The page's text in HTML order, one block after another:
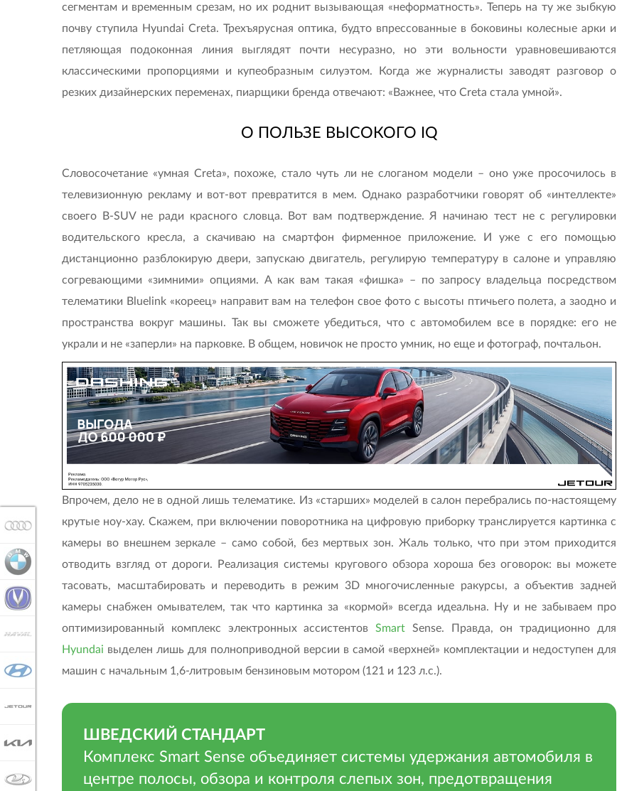
сегментам и временным срезам, но их роднит вызывающая «неформатность». Теперь на ту же зыбкую
почву ступила Hyundai Creta. Трехъярусная оптика, будто впрессованные в боковины колесные арки и
петляющая подоконная линия выглядят почти несуразно, но эти вольности уравновешиваются
классическими пропорциями и купеобразным силуэтом. Когда же журналисты заводят разговор о
резких дизайнерских переменах, пиарщики бренда отвечают: «Важнее, что Creta стала умной».
О ПОЛЬЗЕ ВЫСОКОГО IQ
Словосочетание «умная Creta», похоже, стало чуть ли не слоганом модели – оно уже просочилось в
телевизионную рекламу и вот-вот превратится в мем. Однако разработчики говорят об «интеллекте»
своего B-SUV не ради красного словца. Вот вам подтверждение. Я начинаю тест не с регулировки
водительского кресла, а скачиваю на смартфон фирменное приложение. И уже с его помощью
дистанционно разблокирую двери, запускаю двигатель, регулирую температуру в салоне и управляю
согревающими «зимними» опциями. А как вам такая «фишка» – по запросу владельца посредством
телематики Bluelink «кореец» направит вам на телефон свое фото c высоты птичьего полета, а заодно и
пространства вокруг машины. Так вы сможете убедиться, что с автомобилем все в порядке: его не
украли и не «заперли» на парковке. В общем, новичок не просто умник, но еще и фотограф, почтальон.
Впрочем, дело не в одной лишь телематике. Из «старших» моделей в салон перебрались по-настоящему
крутые ноу-хау. Скажем, при включении поворотника на цифровую приборку транслируется картинка с
камеры во внешнем зеркале – само собой, без мертвых зон. Жаль только, что при этом приходится
отводить взгляд от дороги. Реализация системы кругового обзора хороша без оговорок: вы можете
тасовать, масштабировать и переводить в режим 3D многочисленные ракурсы, а объектив задней
камеры снабжен омывателем, так что картинка за «кормой» всегда идеальна. Ну и не забываем про
оптимизированный комплекс электронных ассистентовSmart Sense. Правда, он традиционно для
Hyundai выделен лишь для полноприводной версии в самой «верхней» комплектации и недоступен для
машин с начальным 1,6-литровым бензиновым мотором (121 и 123 л.с.).
ШВЕДСКИЙ СТАНДАРТ
Комплекс Smart Sense объединяет системы удержания автомобиля в
центре полосы, обзора и контроля слепых зон, предотвращения
AUDI
BMW
HAVAL
HYUNDAI
JETOUR